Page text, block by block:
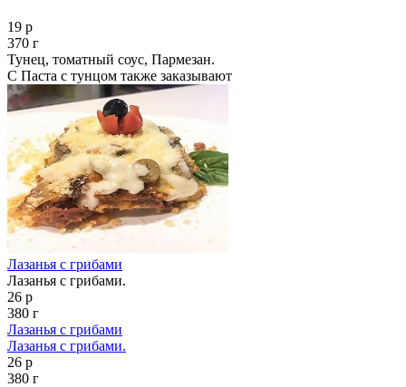
19 р
370 г
Тунец, томатный соус, Пармезан.
С Паста с тунцом также заказывают
Лазанья с грибами
Лазанья с грибами.
26 р
380 г
Лазанья с грибами
Лазанья с грибами.
26 р
380 г